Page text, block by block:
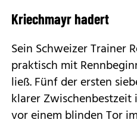
Kriechmayr hadert
Sein Schweizer Trainer
praktisch mit
ließ. Fünf der ersten
klarer
vor einem blinden Tor